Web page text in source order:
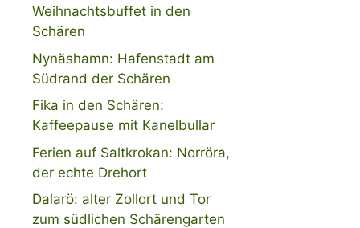
Weihnachtsbuffet in den
Schären
Nynäshamn: Hafenstadt am
Südrand der Schären
Fika in den Schären:
Kaffeepause mit Kanelbullar
Ferien auf Saltkrokan: Norröra,
der echte Drehort
Dalarö: alter Zollort und Tor
zum südlichen Schärengarten